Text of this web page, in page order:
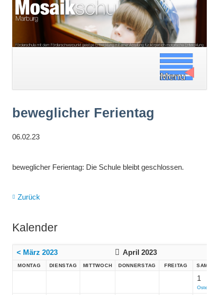
beweglicher Ferientag
06.02.23
beweglicher Ferientag: Die Schule bleibt geschlossen.
Zurück
Kalender
< März 2023 April 2023
MONTAG DIENSTAG MITTWOCH DONNERSTAG FREITAG SA
1